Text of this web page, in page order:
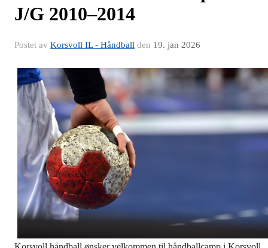
J/G 2010–2014
Postet av Korsvoll IL - Håndball den 19. jan 2026